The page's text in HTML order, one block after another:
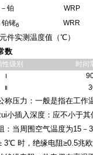
－铂
WRP
铂铑6 WRR
件实测温度值（℃）
数
性级别 时间
Ⅰ
Ⅱ
压力：一般是指在工作
插入深度：应不小于其
当周围空气温度为15－
3℃ 时，绝缘电阻≥0.5兆